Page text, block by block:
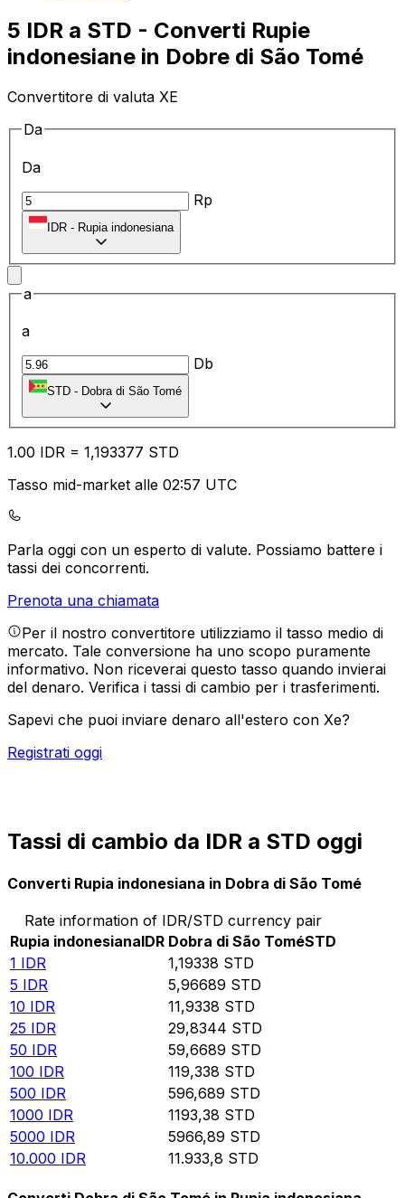
5 IDR a STD - Converti Rupie
indonesiane in Dobre di São Tomé
Convertitore di valuta XE
Da
Da
Rp
IDR - Rupia indonesiana
a
a
Db
STD - Dobra di São Tomé
1.00 IDR = 1,193377 STD
Tasso mid-market alle 02:57 UTC
Parla oggi con un esperto di valute. Possiamo battere i
tassi dei concorrenti.
Prenota una chiamata
Per il nostro convertitore utilizziamo il tasso medio di
mercato. Tale conversione ha uno scopo puramente
informativo. Non riceverai questo tasso quando invierai
del denaro. Verifica i tassi di cambio per i trasferimenti.
Sapevi che puoi inviare denaro all'estero con Xe?
Registrati oggi
Tassi di cambio da IDR a STD oggi
Converti Rupia indonesiana in Dobra di São Tomé
Rate information of IDR/STD currency pair
Rupia indonesianaIDR Dobra di São ToméSTD
1 IDR 1,19338 STD
5 IDR 5,96689 STD
10 IDR 11,9338 STD
25 IDR 29,8344 STD
50 IDR 59,6689 STD
100 IDR 119,338 STD
500 IDR 596,689 STD
1000 IDR 1193,38 STD
5000 IDR 5966,89 STD
10.000 IDR 11.933,8 STD